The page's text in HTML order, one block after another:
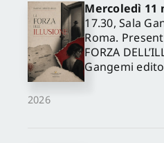
2026
Mercoledì 11
17.30, Sala
Roma.
FORZA
Gangemi